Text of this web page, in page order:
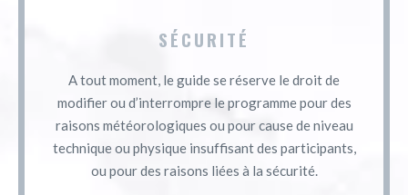
SÉCURITÉ
A tout moment, le guide se réserve le droit de
modifier ou d’interrompre le programme pour des
raisons météorologiques ou pour cause de niveau
technique ou physique insuffisant des participants,
ou pour des raisons liées à la sécurité.